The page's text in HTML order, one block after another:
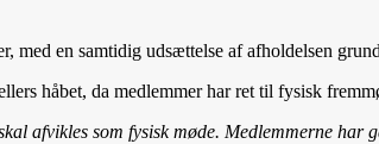
en samtidig udsættelse af afholdelsen
håbet, da medlemmer har ret til fysisk
afvikles som fysisk møde. Medlemmerne har